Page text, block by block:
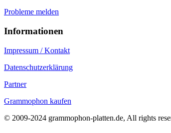
Probleme melden
Informationen
Impressum / Kontakt
Datenschutzerklärung
Partner
Grammophon kaufen
© 2009-2024 grammophon-platten.de, All rights